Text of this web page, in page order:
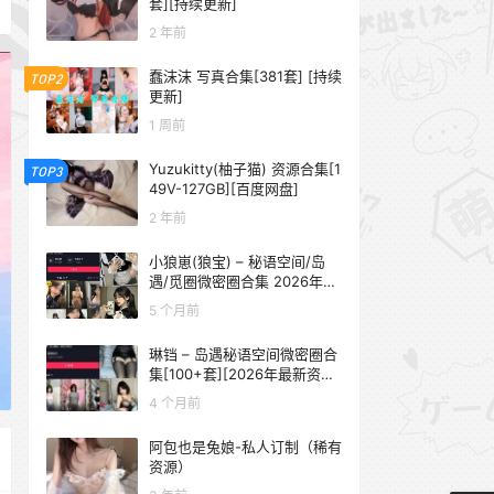
2 年前
TOP2
蠢沫沫 写真合集[381套] [持续
更新]
1 周前
TOP3
Yuzukitty(柚子猫) 资源合集[1
49V-127GB][百度网盘]
2 年前
小狼崽(狼宝) – 秘语空间/岛
遇/觅圈微密圈合集 2026年抖
音资源更新中
5 个月前
琳铛 – 岛遇秘语空间微密圈合
集[100+套][2026年最新资源
更新中]
4 个月前
阿包也是兔娘-私人订制（稀有
资源）